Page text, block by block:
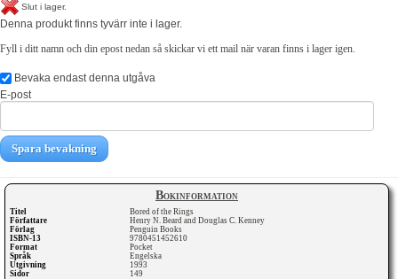
Bokinformation
Titel
Bored of the Rings
Författare
Henry N. Beard and Douglas C. Kenney
Förlag
Penguin Books
ISBN-13
9780451452610
Format
Pocket
Språk
Engelska
Utgivning
1993
Sidor
149
Slut i lager.
Denna produkt finns tyvärr inte i lager.
Fyll i ditt namn och din epost nedan så skickar vi ett mail när varan finns i lager igen.
Bevaka endast denna utgåva
E-post
Spara bevakning